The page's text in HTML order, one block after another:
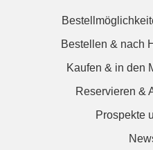
Bestellen & nach
Kaufen & in den
Reservieren &
Prospekte